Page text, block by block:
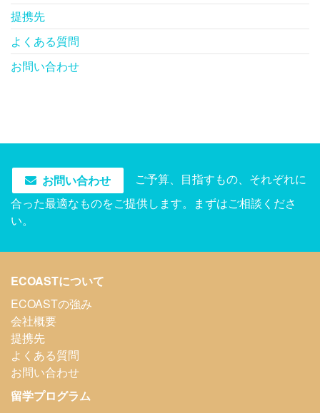
提携先
よくある質問
お問い合わせ
お問い合わせ
ご予算、目指すもの、それぞれに
合った最適なものをご提供します。まずはご相談くださ
い。
ECOASTについて
ECOASTの強み
会社概要
提携先
よくある質問
お問い合わせ
留学プログラム